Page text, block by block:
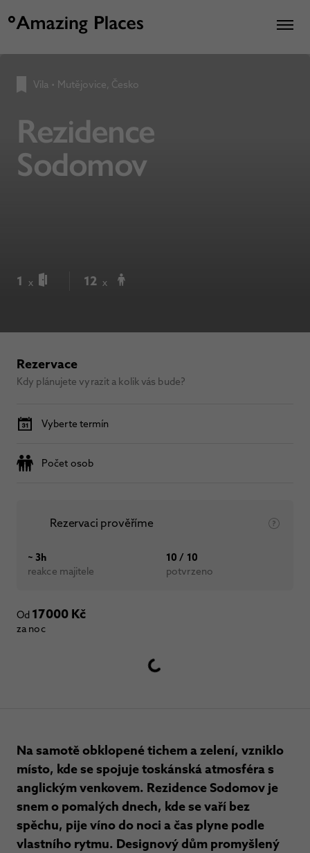
Vila • Mutějovice, Česko
Rezidence
Sodomov
1 x 12 x
Rezervace
Kdy plánujete vyrazit a kolik vás bude?
Vyberte termín
Počet osob
Rezervaci prověříme
~ 3h
reakce majitele
10 / 10
potvrzeno
Od 17000 Kč
za noc
Na samotě obklopené tichem a zelení, vzniklo
místo, kde se spojuje toskánská atmosféra s
anglickým venkovem. Rezidence Sodomov je
snem o pomalých dnech, kde se vaří bez
spěchu, pije víno do noci a čas plyne podle
vlastního rytmu. Designový dům promyšlený